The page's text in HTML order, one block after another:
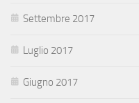
Settembre 2017
Luglio 2017
Giugno 2017